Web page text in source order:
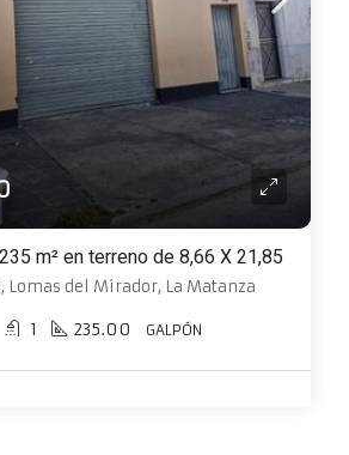
m² en terreno de 8,66 X 21,85
Lomas del Mirador, La Matanza
1 235.00 GALPÓN